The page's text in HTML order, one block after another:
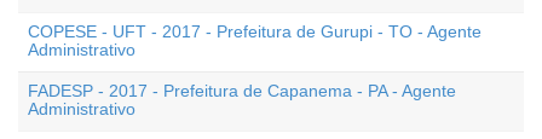
COPESE - UFT - 2017 - Prefeitura de Gurupi - TO - Agente
Administrativo
FADESP - 2017 - Prefeitura de Capanema - PA - Agente
Administrativo